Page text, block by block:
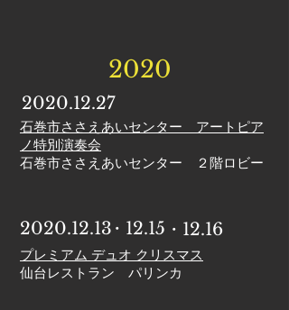
2020
2020.12.27
石巻市ささえあいセンター アートピア
ノ特別演奏会
石巻市ささえあいセンター ２階ロビー
2020.12.13・12.15​ ・12.16
プレミアム デュオ クリスマス
仙台レストラン パリンカ